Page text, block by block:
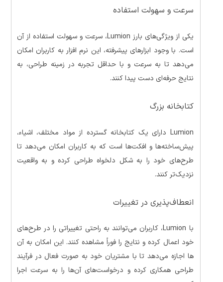
سرعت و سهولت استفاده
یکی از ویژگی‌های بارز Lumion، سرعت و سهولت استفاده از آن
است. با وجود ابزارهای پیشرفته، این نرم افزار به کاربران امکان
می‌دهد تا به سرعت و با حداقل تجربه در زمینه طراحی، به
نتایج حرفه‌ای دست پیدا کنند.
کتابخانه بزرگ
Lumion دارای یک کتابخانه گسترده از مواد مختلف، اشیاء،
پیش‌ساخته‌ها و افکت‌ها است که به کاربران امکان می‌دهد تا
طرح‌های خود را به شکل دلخواه طراحی کرده و به واقعیت
نزدیک‌تر کنند.
انعطاف‌پذیری در تغییرات
با Lumion، کاربران می‌توانند به راحتی تغییراتی را در طرح‌های
خود اعمال کرده و نتایج را فوراً مشاهده کنند. این امکان به آن
ها اجازه می‌دهد تا با مشتریان خود به صورت فعال در فرآیند
طراحی همکاری کرده و درخواست‌های آن‌ها را به سرعت اجرا